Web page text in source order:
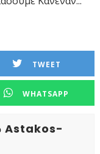
TWEET
WHATSAPP
Astakos-